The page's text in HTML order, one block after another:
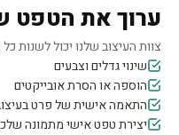
ערוך את הטפט
צוות העיצוב שלנו יכול לשנות
שינוי גדלים וצבעים
הוספה או הסרת אובייקטים
התאמה אישית של פרט
יצירת טפט אישי מתמונה